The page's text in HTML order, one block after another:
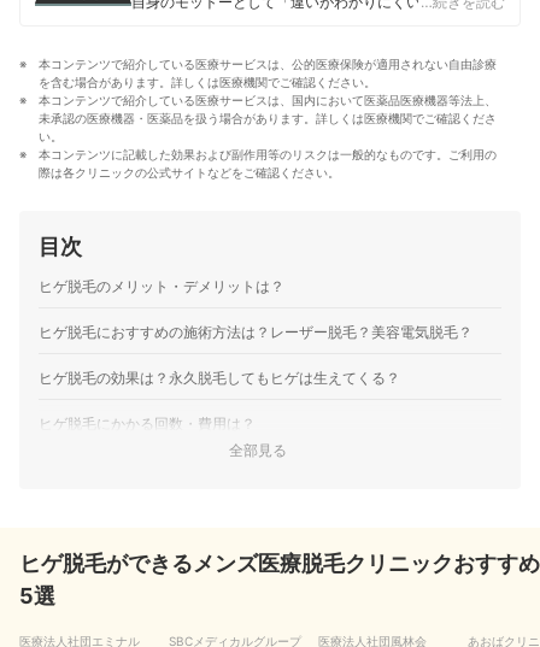
佐々木里緒のプロフィール
本コンテンツで紹介している医療サービスは、公的医療保険が適用されない自由診療
を含む場合があります。詳しくは医療機関でご確認ください。
本コンテンツで紹介している医療サービスは、国内において医薬品医療機器等法上、
未承認の医療機器・医薬品を扱う場合があります。詳しくは医療機関でご確認くださ
い。
本コンテンツに記載した効果および副作用等のリスクは一般的なものです。ご利用の
際は各クリニックの公式サイトなどをご確認ください。
目次
ヒゲ脱毛のメリット・デメリットは？
ヒゲ脱毛におすすめの施術方法は？レーザー脱毛？美容電気脱毛？
ヒゲ脱毛の効果は？永久脱毛してもヒゲは生えてくる？
ヒゲ脱毛にかかる回数・費用は？
全部見る
ヒゲ脱毛ができるメンズ医療脱毛クリニックおすすめ
5選
医療法人社団エミナル SBCメディカルグループ 医療法人社団風林会 あおばクリ